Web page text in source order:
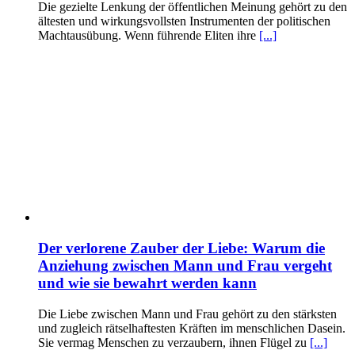
Die gezielte Lenkung der öffentlichen Meinung gehört zu den
ältesten und wirkungsvollsten Instrumenten der politischen
Machtausübung. Wenn führende Eliten ihre [...]
Der verlorene Zauber der Liebe: Warum die
Anziehung zwischen Mann und Frau vergeht
und wie sie bewahrt werden kann
Die Liebe zwischen Mann und Frau gehört zu den stärksten
und zugleich rätselhaftesten Kräften im menschlichen Dasein.
Sie vermag Menschen zu verzaubern, ihnen Flügel zu [...]